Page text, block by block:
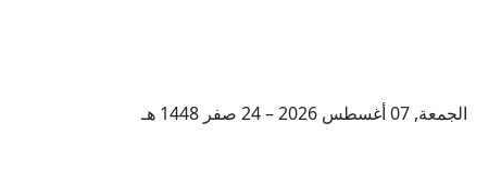
الجمعة, 07 أغسطس 2026 – 24 صفر 1448 هـ